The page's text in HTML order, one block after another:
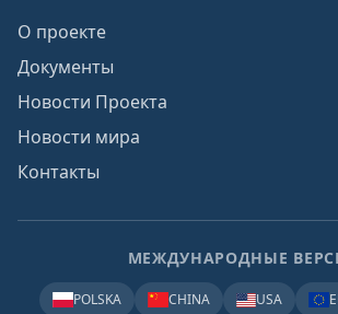
О проекте
Документы
Новости Проекта
Новости мира
Контакты
МЕЖДУНАРОДНЫЕ
POLSKA CHINA USA